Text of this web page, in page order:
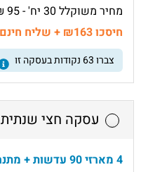
מחיר משוקלל 30 יח' - 95 ₪
חיסכו ₪163 + שליח חינם
צברו63 נקודות בעסקה זו
עסקה חצי שנתית
4 מארזי 90 עדשות + מתנה*